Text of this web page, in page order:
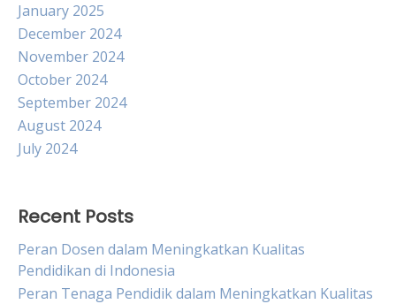
January 2025
December 2024
November 2024
October 2024
September 2024
August 2024
July 2024
Recent Posts
Peran Dosen dalam Meningkatkan Kualitas
Pendidikan di Indonesia
Peran Tenaga Pendidik dalam Meningkatkan Kualitas